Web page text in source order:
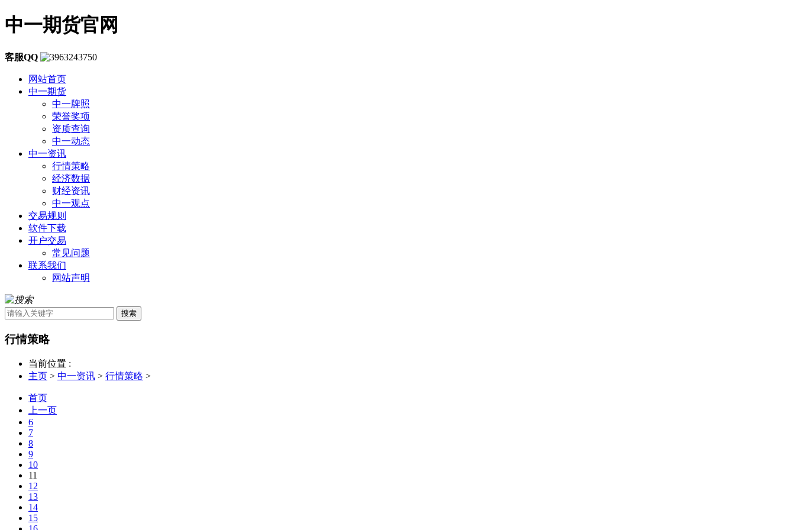
中一期货官网
客服QQ
网站首页
中一期货
中一牌照
荣誉奖项
资质查询
中一动态
中一资讯
行情策略
经济数据
财经资讯
中一观点
交易规则
软件下载
开户交易
常见问题
联系我们
网站声明
搜索
行情策略
当前位置 :
主页 > 中一资讯 > 行情策略 >
首页
上一页
6
7
8
9
10
11
12
13
14
15